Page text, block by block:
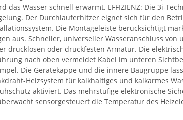
das Wasser schnell erwärmt. EFFIZIENZ: Die 3i-
Der Durchlauferhitzer eignet sich für den
Die Montageleiste berücksichtigt
aus. Schneller, universeller Wasseranschluss
drucklosen oder druckfesten Armatur. Die
nach oben vermeidet Kabel im unteren
Die Gerätekappe und die innere Baugruppe
Heizsystem für kalkhaltiges und kalkarmes
aktiviert. Das mehrstufige elektronische
sensorgesteuert die Temperatur des